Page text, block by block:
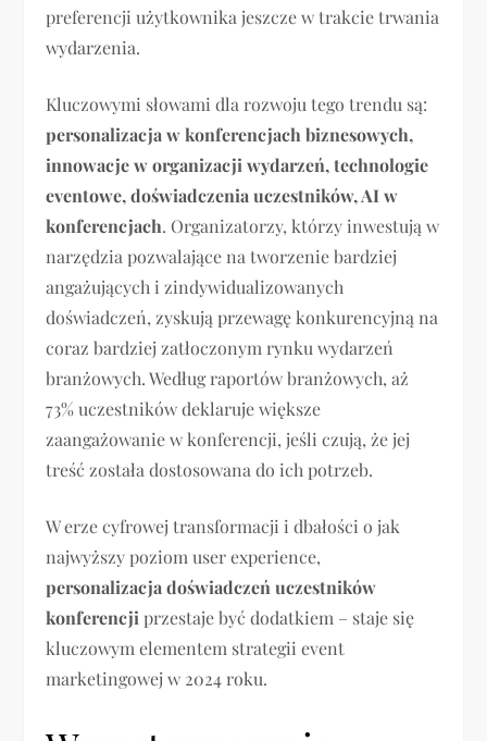
preferencji użytkownika jeszcze w trakcie trwania
wydarzenia.
Kluczowymi słowami dla rozwoju tego trendu są:
personalizacja w konferencjach biznesowych,
innowacje w organizacji wydarzeń, technologie
eventowe, doświadczenia uczestników, AI w
konferencjach. Organizatorzy, którzy inwestują w
narzędzia pozwalające na tworzenie bardziej
angażujących i zindywidualizowanych
doświadczeń, zyskują przewagę konkurencyjną na
coraz bardziej zatłoczonym rynku wydarzeń
branżowych. Według raportów branżowych, aż
73% uczestników deklaruje większe
zaangażowanie w konferencji, jeśli czują, że jej
treść została dostosowana do ich potrzeb.
W erze cyfrowej transformacji i dbałości o jak
najwyższy poziom user experience,
personalizacja doświadczeń uczestników
konferencji przestaje być dodatkiem – staje się
kluczowym elementem strategii event
marketingowej w 2024 roku.